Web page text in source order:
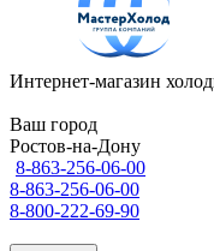
Интернет-магазин
Ваш город
Ростов-на-Дону
8-863-256-06-00
8-863-256-06-00
8-800-222-69-90